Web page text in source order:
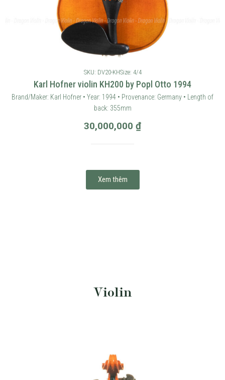
SKU: DV20-KHSize: 4/4
Karl Hofner violin KH200 by Popl Otto 1994
Brand/Maker: Karl Hofner • Year: 1994 • Provenance: Germany • Length of
back: 355mm
30,000,000 ₫
Xem thêm
Violin